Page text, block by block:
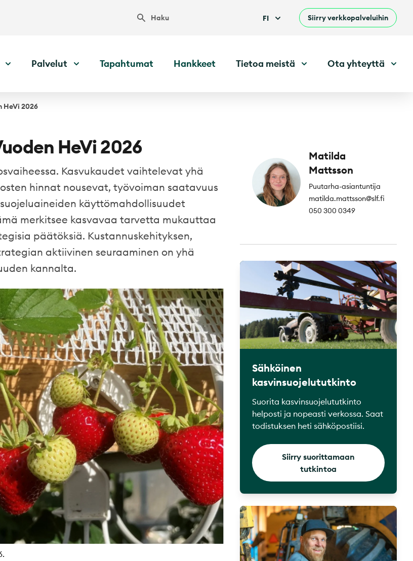
Haku FI Siirry verkkopalveluihin
Palvelut Tapahtumat Hankkeet Tietoa meistä Ota yhteyttä
HeVi 2026
HeVi 2026
Kasvukaudet vaihtelevat yhä
hinnat nousevat, työvoiman saatavuus
käyttömahdollisuudet
merkitsee kasvavaa tarvetta mukauttaa
päätöksiä. Kustannuskehityksen,
aktiivinen seuraaminen on yhä
kannalta.
Matilda
Mattsson
Puutarha-asiantuntija
matilda.mattsson@slf.fi
050 300 0349
Sähköinen
kasvinsuojelututkinto
Suorita kasvinsuojelututkinto
helposti ja nopeasti verkossa. Saat
todistuksen heti sähköpostiisi.
Siirry suorittamaan
tutkintoa